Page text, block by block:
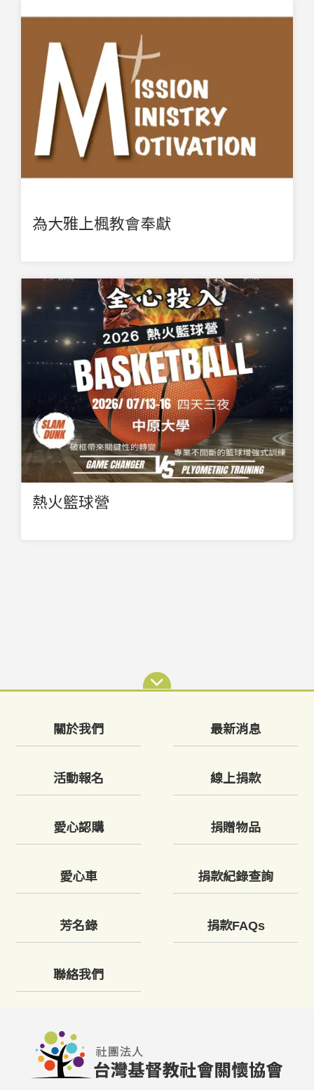
為大雅上楓教會奉獻
熱火籃球營
關於我們 最新消息
活動報名 線上捐款
愛心認購 捐贈物品
愛心車 捐款紀錄查詢
芳名錄 捐款FAQs
聯絡我們